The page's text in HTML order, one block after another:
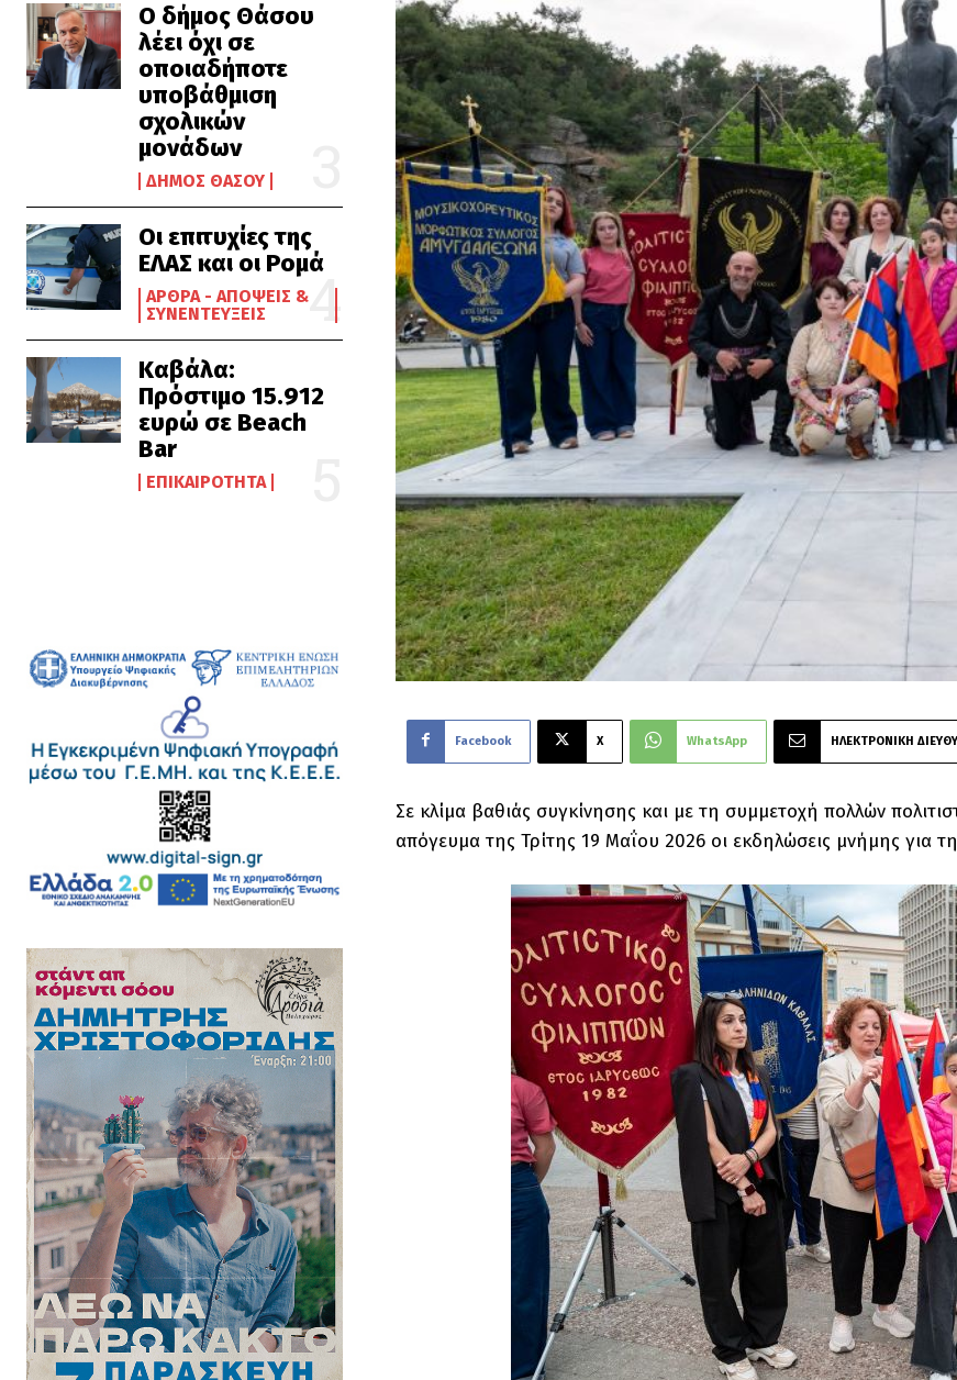
Ο δήμος Θάσου
λέει όχι σε
οποιαδήποτε
υποβάθμιση
σχολικών
μονάδων
ΔΉΜΟΣ ΘΆΣΟΥ
Οι επιτυχίες της
ΕΛΑΣ και οι Ρομά
ΆΡΘΡΑ - ΑΠΌΨΕΙΣ &
ΣΥΝΕΝΤΕΎΞΕΙΣ
Καβάλα:
Πρόστιμο 15.912
ευρώ σε Beach
Bar
ΕΠΙΚΑΙΡΌΤΗΤΑ
Facebook X WhatsApp ΗΛΕΚΤΡΟΝΙΚΗ
Σε κλίμα βαθιάς συγκίνησης και με τη συμμετοχή πολλών
απόγευμα της Τρίτης 19 Μαΐου 2026 οι εκδηλώσεις μνήμης για